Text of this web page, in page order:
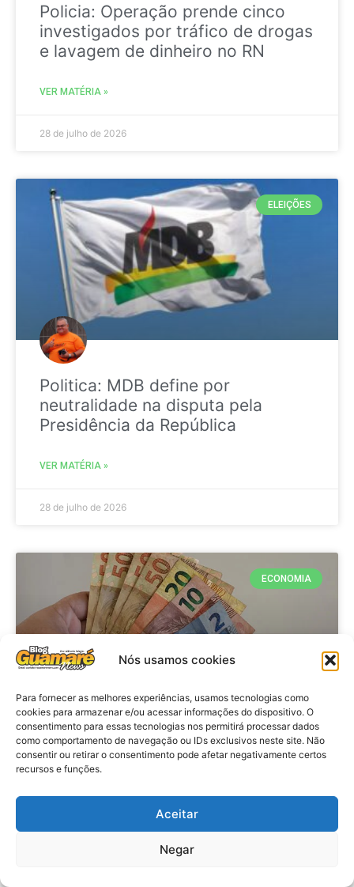
Nós usamos cookies
Para fornecer as melhores experiências, usamos tecnologias como
cookies para armazenar e/ou acessar informações do dispositivo. O
consentimento para essas tecnologias nos permitirá processar dados
como comportamento de navegação ou IDs exclusivos neste site. Não
consentir ou retirar o consentimento pode afetar negativamente certos
recursos e funções.
Aceitar
Negar
Policia: Operação prende cinco
investigados por tráfico de drogas
e lavagem de dinheiro no RN
VER MATÉRIA »
28 de julho de 2026
ELEIÇÕES
Politica: MDB define por
neutralidade na disputa pela
Presidência da República
VER MATÉRIA »
28 de julho de 2026
ECONOMIA
Economia: Beneficiários com NIS
de final 7 recebem Bolsa Família
de julho